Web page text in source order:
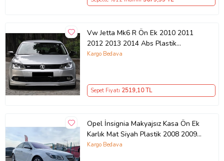
Vw Jetta Mk6 R Ön Ek 2010 2011
2012 2013 2014 Abs Plastik
Makyajsız Tampon
Kargo Bedava
Sepet Fiyatı 2519,10 TL
Opel İnsignia Makyajsız Kasa Ön Ek
Karlık Mat Siyah Plastik 2008 2009
2010 2011 2012
Kargo Bedava